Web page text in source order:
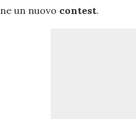
un nuovo contest.